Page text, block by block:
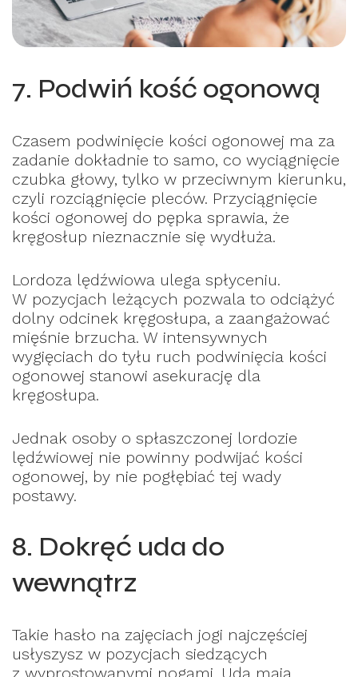
7. Podwiń kość ogonową
Czasem podwinięcie kości ogonowej ma za
zadanie dokładnie to samo, co wyciągnięcie
czubka głowy, tylko w przeciwnym kierunku,
czyli rozciągnięcie pleców. Przyciągnięcie
kości ogonowej do pępka sprawia, że
kręgosłup nieznacznie się wydłuża.
Lordoza lędźwiowa ulega spłyceniu.
W pozycjach leżących pozwala to odciążyć
dolny odcinek kręgosłupa, a zaangażować
mięśnie brzucha. W intensywnych
wygięciach do tyłu ruch podwinięcia kości
ogonowej stanowi asekurację dla
kręgosłupa.
Jednak osoby o spłaszczonej lordozie
lędźwiowej nie powinny podwijać kości
ogonowej, by nie pogłębiać tej wady
postawy.
8. Dokręć uda do
wewnątrz
Takie hasło na zajęciach jogi najczęściej
usłyszysz w pozycjach siedzących